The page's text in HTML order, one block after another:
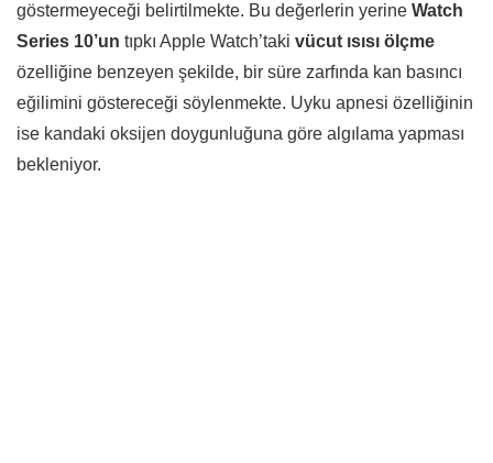
göstermeyeceği belirtilmekte. Bu değerlerin yerine Watch
Series 10’un tıpkı Apple Watch’taki vücut ısısı ölçme
özelliğine benzeyen şekilde, bir süre zarfında kan basıncı
eğilimini göstereceği söylenmekte. Uyku apnesi özelliğinin
ise kandaki oksijen doygunluğuna göre algılama yapması
bekleniyor.